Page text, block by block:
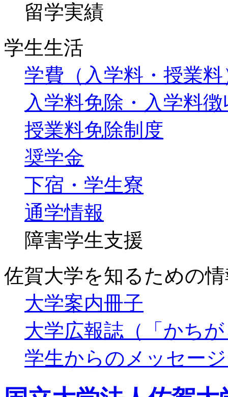
留学実績
学生生活
学費（入学料・授業料
入学料免除・入学料
授業料免除制度
奨学金
下宿・学生寮
通学情報
障害学生支援
佐賀大学を知るための
大学案内冊子
大学広報誌（「かち
学生からのメッセージ